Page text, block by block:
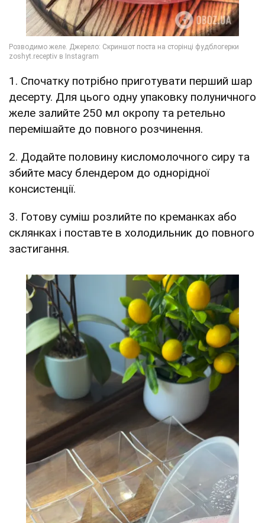
1. Спочатку потрібно приготувати перший шар
десерту. Для цього одну упаковку полуничного
желе залийте 250 мл окропу та ретельно
перемішайте до повного розчинення.
2. Додайте половину кисломолочного сиру та
збийте масу блендером до однорідної
консистенції.
3. Готову суміш розлийте по креманках або
склянках і поставте в холодильник до повного
застигання.